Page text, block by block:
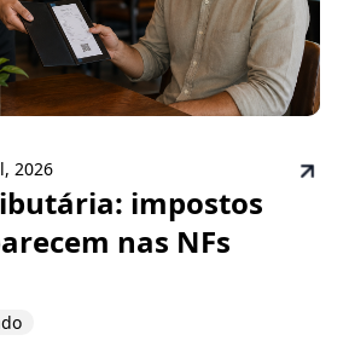
2026
impostos
nas NFs